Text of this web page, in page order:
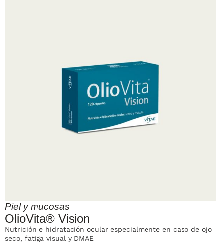
Piel y mucosas
OlioVita® Vision
Nutrición e hidratación ocular especialmente en caso de ojo
seco, fatiga visual y DMAE